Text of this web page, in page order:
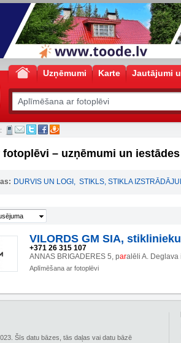
Uzņēmumi Karte Jautājumi
– uzņēmumi un iestādes
DURVIS UN LOGI , STIKLS, STIKLA
VILORDS GM SIA,
+371 26 315 107
ANNAS BRIGADERES 5, paralēli A. Deglava
Aplīmēšana ar fotoplēvi
Šīs datu bāzes, tās daļas vai datu bāzē